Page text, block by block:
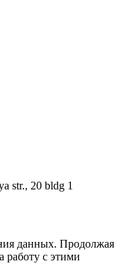
str., 20 bldg 1
данных. Продолжая
работу с этими